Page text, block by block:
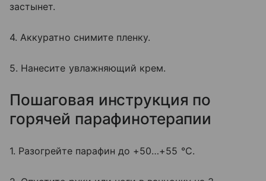
застынет.
4. Аккуратно снимите пленку.
5. Нанесите увлажняющий крем.
Пошаговая инструкция по
горячей парафинотерапии
1. Разогрейте парафин до +50…+55 °C.